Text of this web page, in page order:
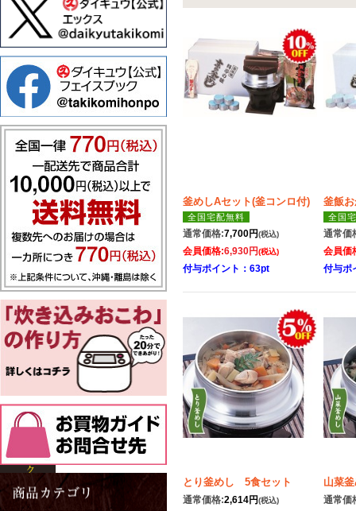
釜めしAセット(釜コンロ付)
全国宅配無料
通常価格:7,700円(税込)
会員価格:6,930円(税込)
付与ポイント：63pt
釜飯
全国
通常価
会員価
付与ポ
とり釜めし 5食セット
通常価格:2,614円(税込)
山菜
通常価